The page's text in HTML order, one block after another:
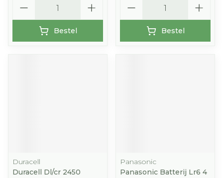
Bestel Bestel
Duracell
Duracell Dl/cr 2450
Panasonic
Panasonic Batterij Lr6 4